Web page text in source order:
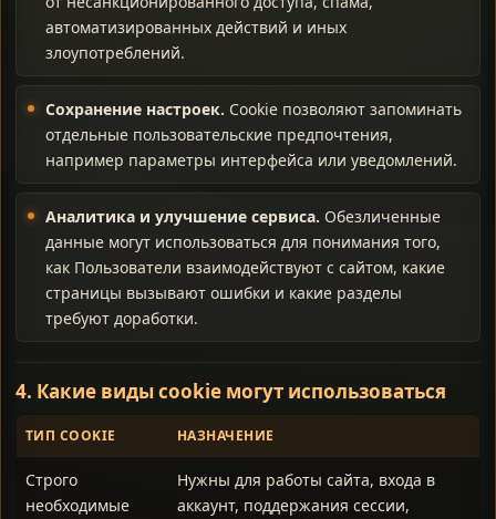
автоматизированных действий и иных
злоупотреблений.
Сохранение настроек. Cookie позволяют запоминать
отдельные пользовательские предпочтения,
например параметры интерфейса или уведомлений.
Аналитика и улучшение сервиса. Обезличенные
данные могут использоваться для понимания того,
как Пользователи взаимодействуют с сайтом, какие
страницы вызывают ошибки и какие разделы
требуют доработки.
4. Какие виды cookie могут использоваться
ТИП COOKIE НАЗНАЧЕНИЕ
Строго
необходимые
Нужны для работы сайта, входа в
аккаунт, поддержания сессии,